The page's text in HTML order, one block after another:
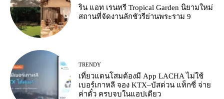
ริน แอท เรนทรี Tropical Garden นิยามใหม่
สถานที่จัดงานลักชัวรีย่านพระราม 9
TRENDY
เที่ยวแดนโสมต้องมี App LACHA ไม่ใช้
เบอร์เกาหลี จอง KTX–บัสด่วน แท็กซี่ จ่าย
ค่าตั๋ว ครบจบในแอปเดียว